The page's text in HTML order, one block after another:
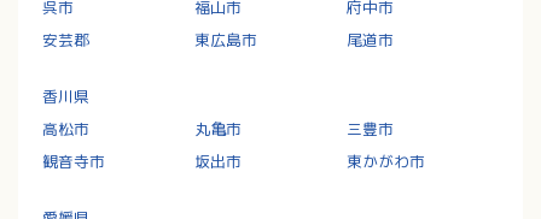
呉市
福山市
府中市
安芸郡
東広島市 尾道市
香川県
高松市
丸亀市
三豊市
観音寺市
坂出市 東かがわ市